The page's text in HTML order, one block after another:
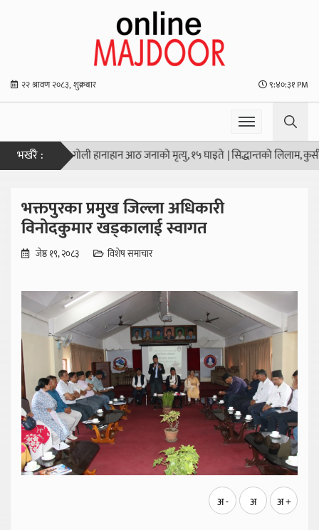
२२ श्रावण २०८३, शुक्रबार ९:४०:३२ PM
भर्खरै :
स्कूलमा गोली हानाहान आठ जनाको मृत्यु, १५ घाइते |सिद्धान्तको लिलाम, कुर्सीको
भक्तपुरका प्रमुख जिल्ला अधिकारी
विनोदकुमार खड्कालाई स्वागत
जेष्ठ १९, २०८३ विशेष समाचार
अ - अ अ +